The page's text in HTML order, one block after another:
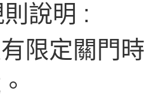
說明 :
限定關門